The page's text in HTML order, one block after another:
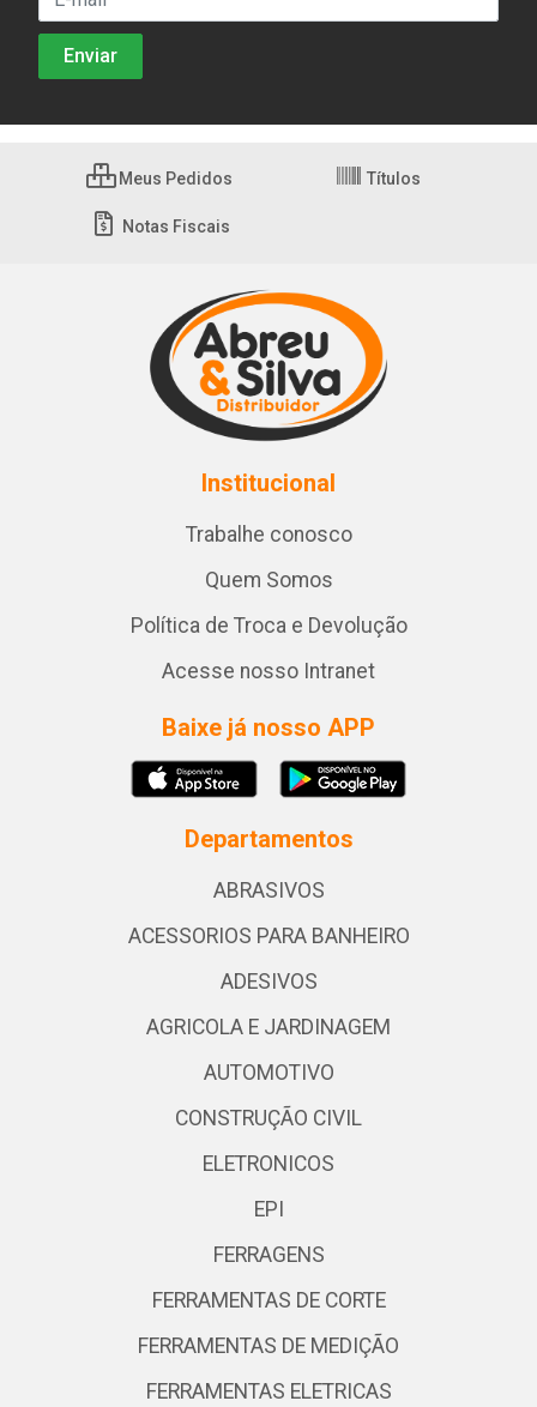
Meus Pedidos Títulos
Notas Fiscais
Institucional
Trabalhe conosco
Quem Somos
Política de Troca e Devolução
Acesse nosso Intranet
Baixe já nosso APP
Departamentos
ABRASIVOS
ACESSORIOS PARA BANHEIRO
ADESIVOS
AGRICOLA E JARDINAGEM
AUTOMOTIVO
CONSTRUÇÃO CIVIL
ELETRONICOS
EPI
FERRAGENS
FERRAMENTAS DE CORTE
FERRAMENTAS DE MEDIÇÃO
FERRAMENTAS ELETRICAS